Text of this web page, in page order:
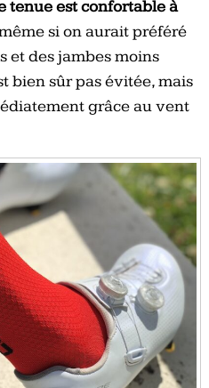
tenue est confortable à
si on aurait préféré
et des jambes moins
bien sûr pas évitée, mais
grâce au vent